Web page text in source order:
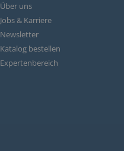
Über uns
Jobs & Karriere
Newsletter
Katalog bestellen
Expertenbereich